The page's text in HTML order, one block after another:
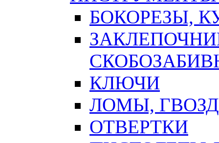
БОКОРЕЗЫ,
КЛЮЧИ
ЛОМЫ,
ОТВЕРТКИ